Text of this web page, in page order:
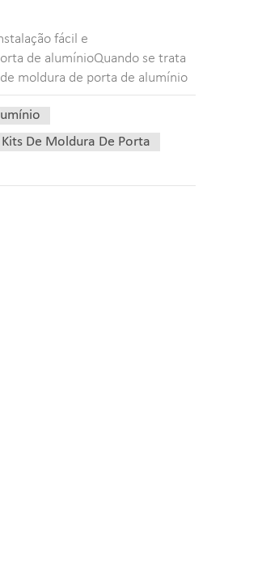
fácil e
de alumínioQuando se trata
moldura de porta de alumínio
porquê. Imagine
Kits De Moldura De Porta